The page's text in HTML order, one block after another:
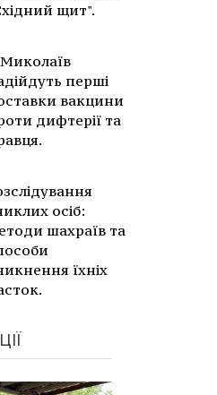
щит".
перші
вакцини
дифтерії та
осіб:
шахраїв та
їхніх